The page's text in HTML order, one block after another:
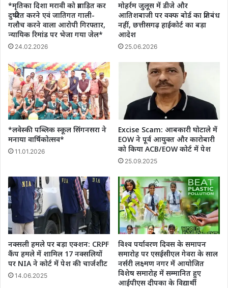
*मृतिका दिशा मरावी को प्रताड़ित कर
दुष्प्रेरित करने एवं जातिगत गाली-
गलौच करने वाला आरोपी गिरफ्तार,
न्यायिक रिमांड पर भेजा गया जेल*
24.02.2026
मोहर्रम जुलूस में डीजे और
आतिशबाजी पर वक्फ बोर्ड का प्रतिबंध
नहीं, छत्तीसगढ़ हाईकोर्ट का बड़ा
आदेश
25.06.2026
*लवेस्की पब्लिक स्कूल सिंगनसरा ने
मनाया वार्षिकोत्सव*
11.01.2026
Excise Scam: आबकारी घोटाले में
EOW ने पूर्व आयुक्त और कारोबारी
को किया ACB/EOW कोर्ट में पेश
25.09.2025
नक्सली हमले पर बड़ा एक्शन: CRPF
कैंप हमले में शामिल 17 नक्सलियों
पर NIA ने कोर्ट में पेश की चार्जशीट
14.06.2025
विश्व पर्यावरण दिवस के समापन
समारोह पर एसईसीएल गेवरा के साल
नर्सरी लक्ष्मण नगर में आयोजित
विशेष समारोह में सम्मानित हुए
आईपीएस दीपका के विद्यार्थी